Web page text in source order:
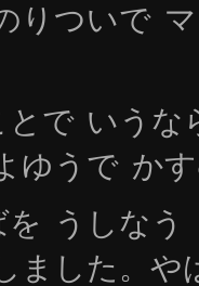
りついで
で いうな
ゆうで か
うしな
ました。